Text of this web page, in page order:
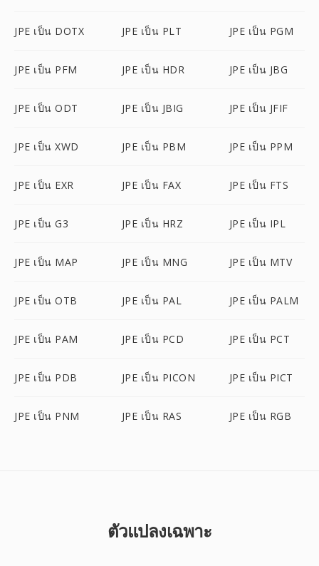
JPE เป็น DOTX JPE เป็น PLT JPE เป็น PGM
JPE เป็น PFM JPE เป็น HDR JPE เป็น JBG
JPE เป็น ODT JPE เป็น JBIG JPE เป็น JFIF
JPE เป็น XWD JPE เป็น PBM JPE เป็น PPM
JPE เป็น EXR JPE เป็น FAX JPE เป็น FTS
JPE เป็น G3 JPE เป็น HRZ JPE เป็น IPL
JPE เป็น MAP JPE เป็น MNG JPE เป็น MTV
JPE เป็น OTB JPE เป็น PAL JPE เป็น PALM
JPE เป็น PAM JPE เป็น PCD JPE เป็น PCT
JPE เป็น PDB JPE เป็น PICON JPE เป็น PICT
JPE เป็น PNM JPE เป็น RAS JPE เป็น RGB
ตัวแปลงเฉพาะ